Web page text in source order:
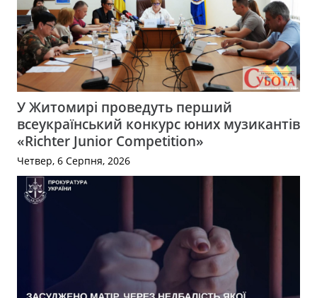
У Житомирі проведуть перший
всеукраїнський конкурс юних музикантів
«Richter Junior Competition»
Четвер, 6 Серпня, 2026